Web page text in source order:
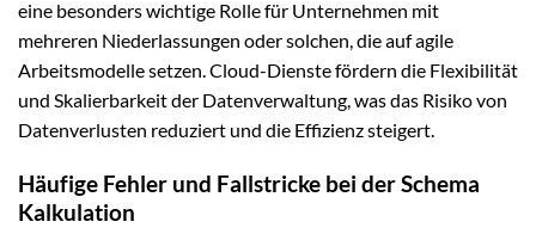
eine besonders wichtige Rolle für Unternehmen mit
mehreren Niederlassungen oder solchen, die auf agile
Arbeitsmodelle setzen. Cloud-Dienste fördern die Flexibilität
und Skalierbarkeit der Datenverwaltung, was das Risiko von
Datenverlusten reduziert und die Effizienz steigert.
Häufige Fehler und Fallstricke bei der Schema
Kalkulation